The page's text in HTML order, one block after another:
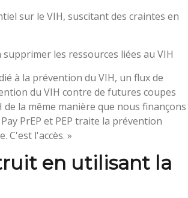
sur le VIH, suscitant des craintes en
les ressources liées au VIH
à la prévention du VIH, un flux de
du VIH contre de futures coupes
la même manière que nous finançons
PrEP et PEP traite la prévention
C'est l'accès. »
en utilisant la